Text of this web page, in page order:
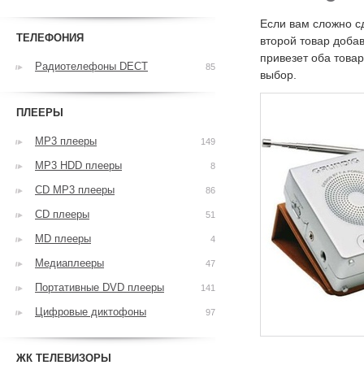
Если вам сложно
второй товар
привезет оба
выбор.
ТЕЛЕФОНИЯ
Радиотелефоны DECT 85
ПЛЕЕРЫ
MP3 плееры 149
MP3 HDD плееры 8
CD MP3 плееры 86
CD плееры 51
MD плееры 4
Медиаплееры 47
Портативные DVD плееры 141
Цифровые диктофоны 97
ЖК ТЕЛЕВИЗОРЫ